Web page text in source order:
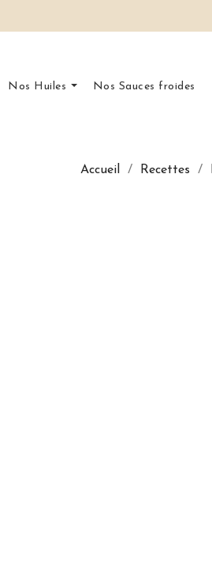
Nos Huiles Nos Sauces froides
Accueil Recettes